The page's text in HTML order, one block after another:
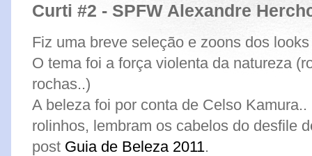
Curti #2 - SPFW Alexandre
Fiz uma breve seleção e zoons dos
O tema foi a força violenta da natureza
rochas..)
A beleza foi por conta de Celso
rolinhos, lembram os cabelos do desfile
post Guia de Beleza 2011.